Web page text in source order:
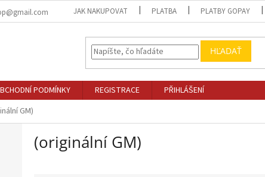
JAK NAKUPOVAT PLATBA PLATBY GOPAY
HĽADAŤ
PODMÍNKY REGISTRACE
PŘIHLÁŠENÍ
GM)
(originální GM)